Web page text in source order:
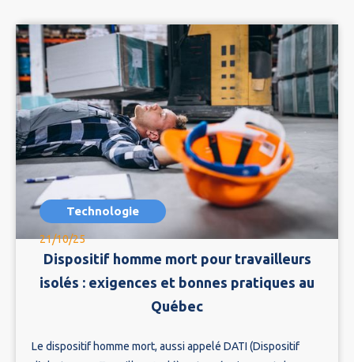
Technologie
21/10/25
Dispositif homme mort pour travailleurs
isolés : exigences et bonnes pratiques au
Québec
Le dispositif homme mort, aussi appelé DATI (Dispositif